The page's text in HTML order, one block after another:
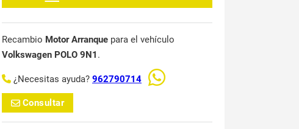
Recambio Motor Arranque para el vehículo
Volkswagen POLO 9N1 .
¿Necesitas ayuda? 962790714
Consultar